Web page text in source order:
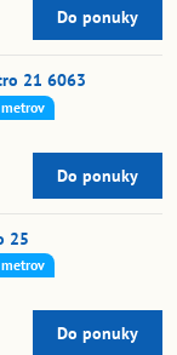
Do ponuky
21 6063
Do ponuky
25
Do ponuky